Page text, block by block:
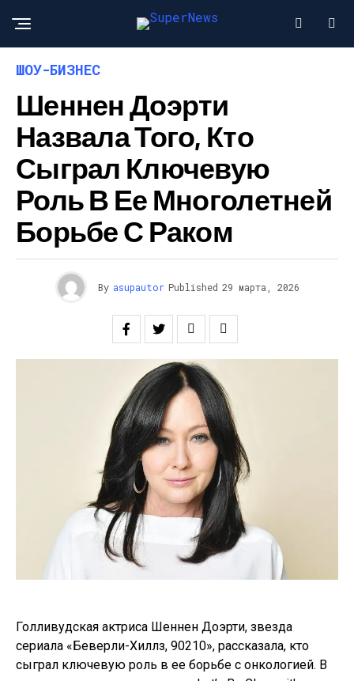
ШОУ-БИЗНЕС
Шеннен Доэрти
Назвала Того, Кто
Сыграл Ключевую
Роль В Ее Многолетней
Борьбе С Раком
By asupautor Published 29 марта, 2026
Голливудская актриса Шеннен Доэрти, звезда
сериала «Беверли-Хиллз, 90210», рассказала, кто
сыграл ключевую роль в ее борьбе с онкологией. В